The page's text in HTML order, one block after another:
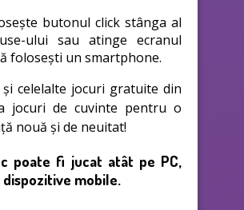
butonul click stânga al
ului sau atinge ecranul
folosești un smartphone.
și celelalte jocuri gratuite din
jocuri de cuvinte pentru o
nouă și de neuitat!
poate fi jucat atât pe PC,
dispozitive mobile.